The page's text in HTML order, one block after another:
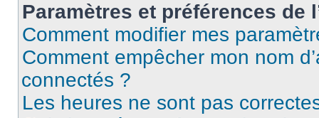
Paramètres et préférences de
Comment modifier mes
Comment empêcher mon nom
connectés ?
Les heures ne sont pas